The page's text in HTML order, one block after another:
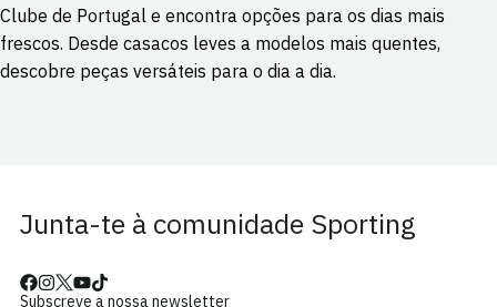
Clube de Portugal e encontra opções para os dias mais
frescos. Desde casacos leves a modelos mais quentes,
descobre peças versáteis para o dia a dia.
Junta-te à comunidade Sporting
Subscreve a nossa newsletter